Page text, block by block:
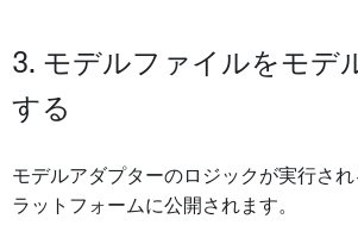
3. モデルファイルをモデ
する
モデルアダプターのロジックが実行さ
ラットフォームに公開されます。